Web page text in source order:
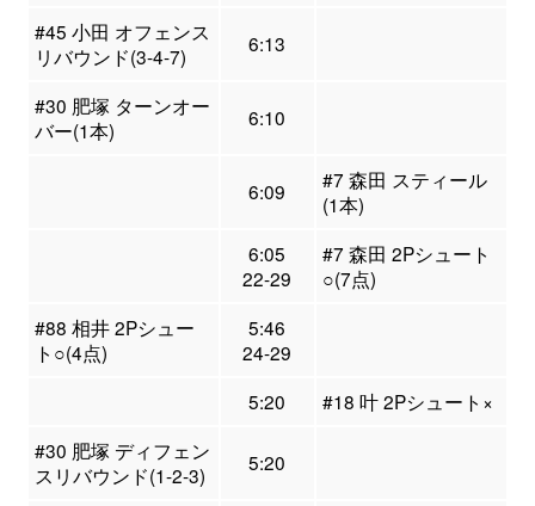
#45 小田 オフェンス
リバウンド(3-4-7)
6:13
#30 肥塚 ターンオー
バー(1本)
6:10
6:09
#7 森田 スティール
(1本)
6:05
22-29
#7 森田 2Pシュート
○(7点)
#88 相井 2Pシュー
ト○(4点)
5:46
24-29
5:20
#18 叶 2Pシュート×
#30 肥塚 ディフェン
スリバウンド(1-2-3)
5:20